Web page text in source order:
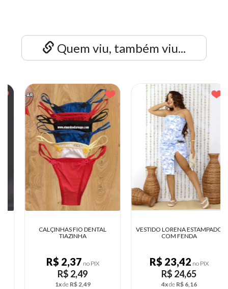
Quem viu, também viu...
CALÇINHAS FIO DENTAL
TIAZINHA
R$ 2,37no PIX
R$ 2,49
deR$ 2,49
VESTIDO LORENA ESTAMPADO
COM FENDA
R$ 23,42no PIX
R$ 24,65
deR$ 6,16